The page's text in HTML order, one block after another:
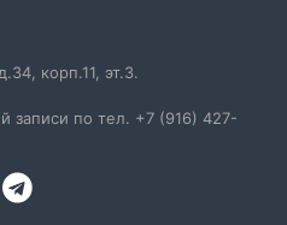
д.34, корп.11, эт.3.
записи по тел. +7 (916) 427-